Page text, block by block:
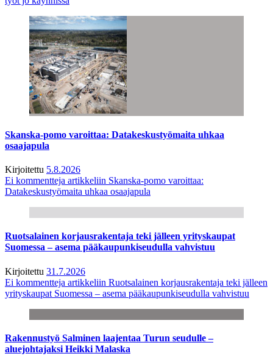
Skanska-pomo varoittaa: Datakeskustyömaita uhkaa
osaajapula
Kirjoitettu 5.8.2026
Ei kommentteja artikkeliin Skanska-pomo varoittaa:
Datakeskustyömaita uhkaa osaajapula
Ruotsalainen korjausrakentaja teki jälleen yrityskaupat
Suomessa – asema pääkaupunkiseudulla vahvistuu
Kirjoitettu 31.7.2026
Ei kommentteja artikkeliin Ruotsalainen korjausrakentaja teki jälleen
yrityskaupat Suomessa – asema pääkaupunkiseudulla vahvistuu
Rakennustyö Salminen laajentaa Turun seudulle –
aluejohtajaksi Heikki Malaska